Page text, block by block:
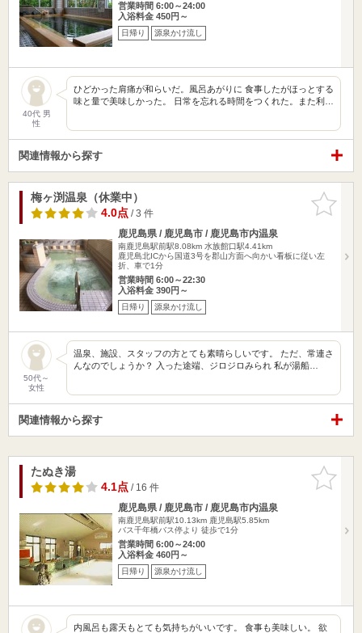
営業時間 6:00～24:00
入浴料金 450円～
日帰り 源泉かけ流し
40代 男
性
ひどかった肩痛が和らいだ。風呂あがりに 食事したがほっとする
味と量で美味しかった。 日常を忘れる時間をつくれた。また利…
関連情報から探す
お気に入
りに追加
梅ヶ渕温泉（休業中）
4.0点/ 3 件
鹿児島県 / 鹿児島市 / 鹿児島市内温泉
南鹿児島駅前駅8.08km 水族館口駅4.41km
鹿児島北ICから国道3号を郡山方面へ向かい看板に従い左
折、車で1分
営業時間 6:00～22:30
入浴料金 390円～
日帰り 源泉かけ流し
50代～
女性
温泉、施設、スタッフの方とても素晴らしいです。 ただ、常連さ
んなのでしょうか？ 入った途端、ジロジロみられ 私が湯船…
関連情報から探す
お気に入
りに追加
たぬき湯
4.1点/ 16 件
鹿児島県 / 鹿児島市 / 鹿児島市内温泉
南鹿児島駅前駅10.13km 鹿児島駅5.85km
バス千年橋バス停より 徒歩で1分
営業時間 6:00～24:00
入浴料金 460円～
日帰り 源泉かけ流し
内風呂も露天もとても気持ちがいいです。 食事も美味しい。 欲